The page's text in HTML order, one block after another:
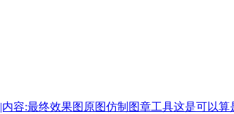
容:最终效果图原图仿制图章工具这是可以